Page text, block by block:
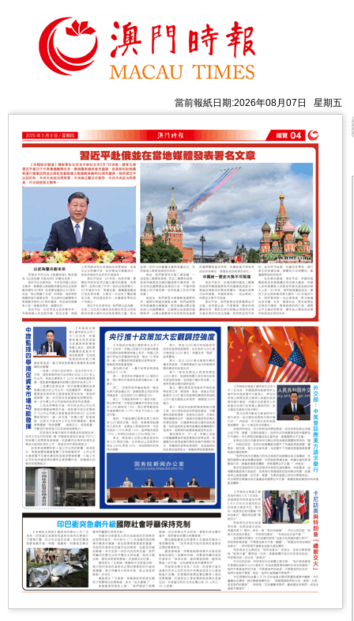
當前報紙日期:2026年08月07日 星期五